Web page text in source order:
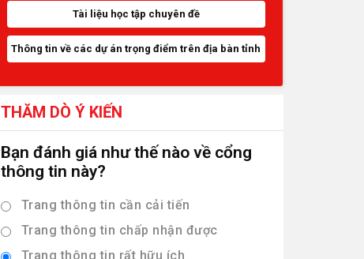
Tài liệu học tập chuyên đề
Thông tin về các dự án trọng điểm trên địa bàn tỉnh
THĂM DÒ Ý KIẾN
Bạn đánh giá như thế nào về cổng
thông tin này?
Trang thông tin cần cải tiến
Trang thông tin chấp nhận được
Trang thông tin rất hữu ích